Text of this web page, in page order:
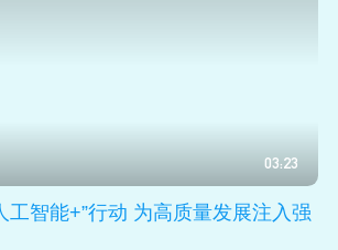
03:23
工智能+”行动 为高质量发展注入强